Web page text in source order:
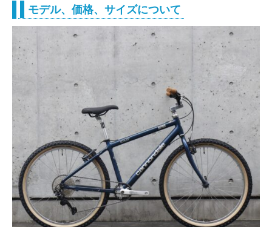
モデル、価格、サイズについて